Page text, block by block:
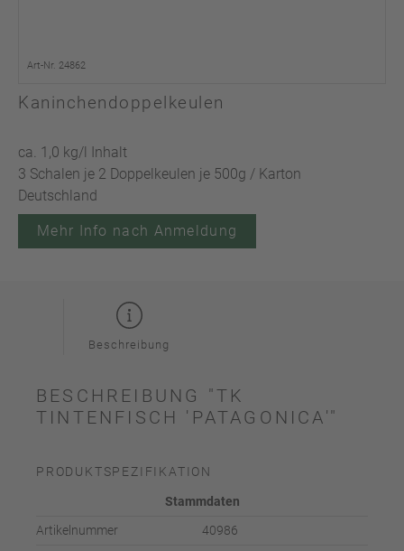
Art-Nr. 24862
Kaninchendoppelkeulen
ca. 1,0 kg/l Inhalt
3 Schalen je 2 Doppelkeulen je 500g / Karton
Deutschland
Mehr Info nach Anmeldung
Beschreibung
BESCHREIBUNG "TK
TINTENFISCH 'PATAGONICA'"
PRODUKTSPEZIFIKATION
Stammdaten
Artikelnummer
40986